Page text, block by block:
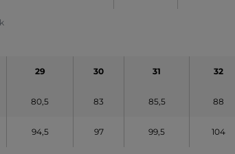
29 30 31 32
80,5 83 85,5 88
94,5 97 99,5 104